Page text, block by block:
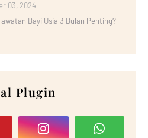
03, 2024
Bayi Usia 3 Bulan Penting?
Plugin